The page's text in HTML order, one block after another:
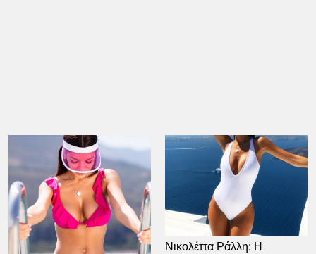
08.07.2019 13:32
Νικολέττα Ράλλη: Στην
17:53
Νικολέττα Ράλλη: Η